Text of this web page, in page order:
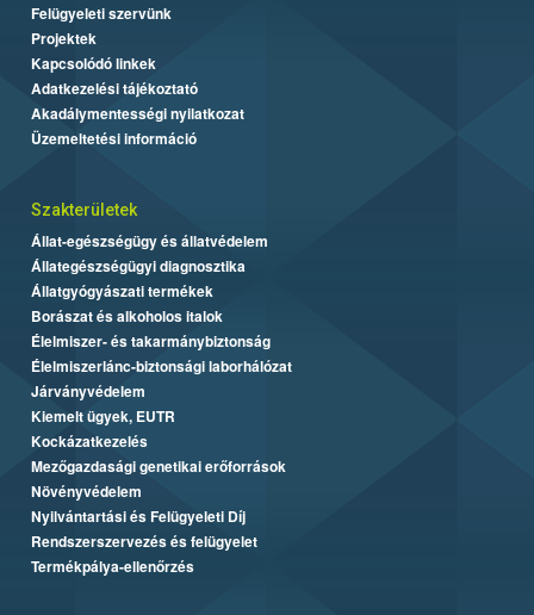
Felügyeleti szervünk
Projektek
Kapcsolódó linkek
Adatkezelési tájékoztató
Akadálymentességi nyilatkozat
Üzemeltetési információ
Szakterületek
Állat-egészségügy és állatvédelem
Állategészségügyi diagnosztika
Állatgyógyászati termékek
Borászat és alkoholos italok
Élelmiszer- és takarmánybiztonság
Élelmiszerlánc-biztonsági laborhálózat
Járványvédelem
Kiemelt ügyek, EUTR
Kockázatkezelés
Mezőgazdasági genetikai erőforrások
Növényvédelem
Nyilvántartási és Felügyeleti Díj
Rendszerszervezés és felügyelet
Termékpálya-ellenőrzés